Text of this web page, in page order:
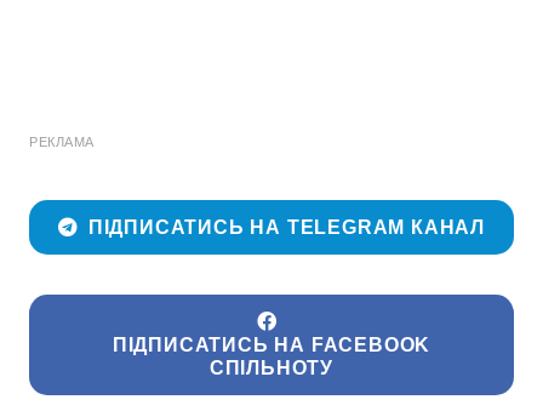
РЕКЛАМА
ПІДПИСАТИСЬ НА TELEGRAM КАНАЛ
ПІДПИСАТИСЬ НА FACEBOOK
СПІЛЬНОТУ